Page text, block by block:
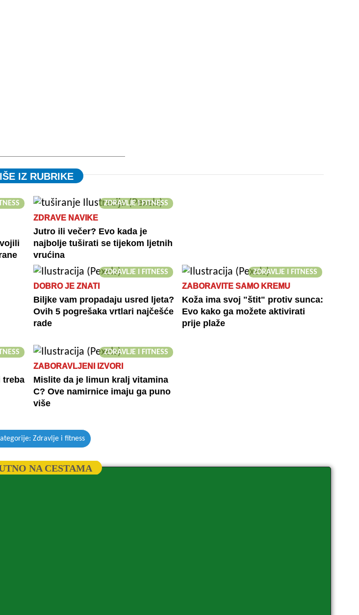
IZ RUBRIKE
ZDRAVLJE I FITNESS
ZDRAVE NAVIKE
Jutro ili večer? Evo kada je
najbolje tuširati se tijekom ljetnih
vrućina
ZDRAVLJE I FITNESS
DOBRO JE ZNATI
Biljke vam propadaju usred ljeta?
Ovih 5 pogrešaka vrtlari najčešće
rade
ZDRAVLJE I FITNESS
ZABORAVITE SAMO KREMU
Koža ima svoj "štit" protiv sunca:
Evo kako ga možete aktivirati
prije plaže
treba
ZDRAVLJE I FITNESS
ZABORAVLJENI IZVORI
Mislite da je limun kralj vitamina
C? Ove namirnice imaju ga puno
više
Zdravlje i fitness
NA CESTAMA